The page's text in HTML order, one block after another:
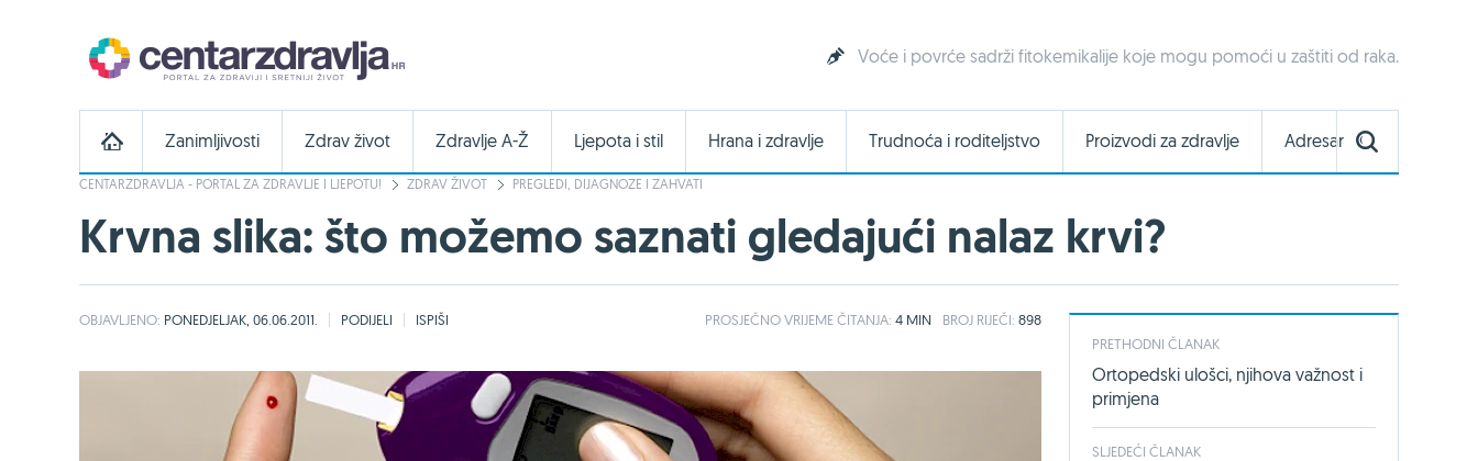
Voće i povrće sadrži fitokemikalije koje mogu pomoći u zaštiti od raka.
Zanimljivosti Zdrav život Zdravlje A-Ž Ljepota i stil Hrana i zdravlje Trudnoća i roditeljstvo Proizvodi za zdravlje Adresar
CENTARZDRAVLJA - PORTAL ZA ZDRAVLJE I LJEPOTU! ZDRAV ŽIVOT PREGLEDI, DIJAGNOZE I ZAHVATI
Krvna slika: što možemo saznati gledajući nalaz krvi?
OBJAVLJENO: PONEDJELJAK, 06.06.2011. PODIJELI ISPIŠI PROSJEČNOVRIJEME ČITANJA: 4 MIN BROJ RIJEČI: 898
PRETHODNI ČLANAK
Ortopedski ulošci, njihova važnost i
primjena
SLJEDEĆI ČLANAK